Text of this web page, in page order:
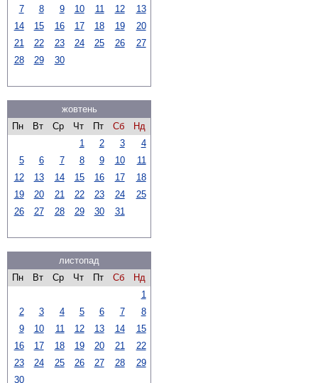
7
8 9 10 11 12
13
14
15 16 17 18 19
20
21
22 23 24 25 26
27
28
29 30
жовтень
Пн
Вт Ср Чт Пт Сб
Нд
1
2 3
4
5
6 7 8 9 10
11
12
13 14 15 16 17
18
19
20 21 22 23 24
25
26
27 28 29 30 31
листопад
Пн
Вт Ср Чт Пт Сб
Нд
1
2
3 4 5 6 7
8
9
10 11 12 13 14
15
16
17 18 19 20 21
22
23
24 25 26 27 28
29
30